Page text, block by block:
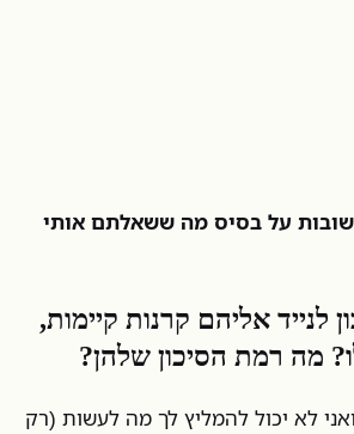
על בסיס מה ששאלתם אותי
לנייד אליהם קרנות קיימות,
מה רמת הסיכון שלהן?
ואני לא יכול להמליץ לך מה לעשות (רק